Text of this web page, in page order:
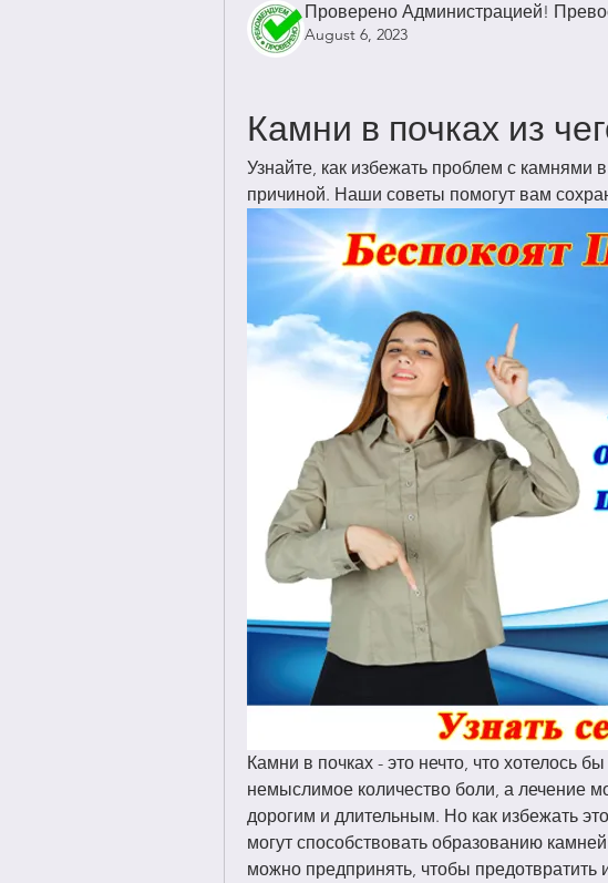
Проверено Администрацией!
August 6, 2023
Камни в почках из
Узнайте, как избежать проблем с камнями
причиной. Наши советы помогут вам
Камни в почках - это нечто, что хотелось
немыслимое количество боли, а лечение
дорогим и длительным. Но как избежать
могут способствовать образованию
можно предпринять, чтобы предотвратить